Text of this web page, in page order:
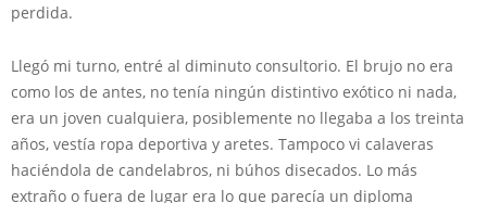
perdida.
Llegó mi turno, entré al diminuto consultorio. El brujo no era
como los de antes, no tenía ningún distintivo exótico ni nada,
era un joven cualquiera, posiblemente no llegaba a los treinta
años, vestía ropa deportiva y aretes. Tampoco vi calaveras
haciéndola de candelabros, ni búhos disecados. Lo más
extraño o fuera de lugar era lo que parecía un diploma